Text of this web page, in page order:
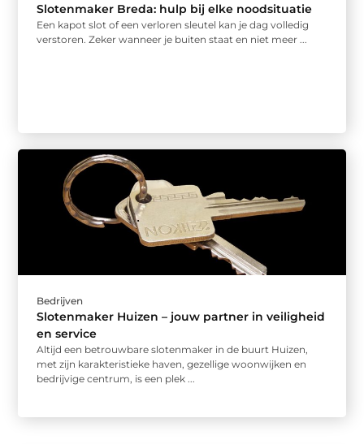
Slotenmaker Breda: hulp bij elke noodsituatie
Een kapot slot of een verloren sleutel kan je dag volledig
verstoren. Zeker wanneer je buiten staat en niet meer ...
Bedrijven
Slotenmaker Huizen – jouw partner in veiligheid
en service
Altijd een betrouwbare slotenmaker in de buurt Huizen,
met zijn karakteristieke haven, gezellige woonwijken en
bedrijvige centrum, is een plek ...